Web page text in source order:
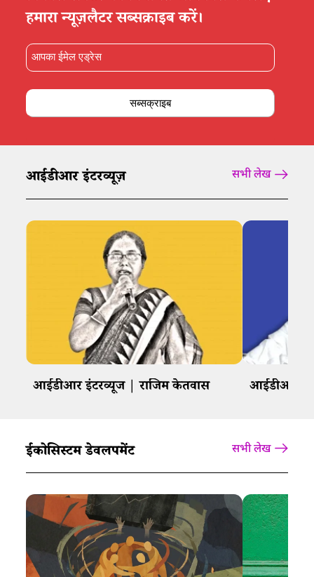
हमारा न्यूज़लैटर सब्सक्राइब करें।
सब्सक्राइब
आईडीआर इंटरव्यूज़ सभी लेख
आईडीआर इंटरव्यूज | राजिम केतवास आईडीआर
ईकोसिस्टम डेवलपमेंट सभी लेख